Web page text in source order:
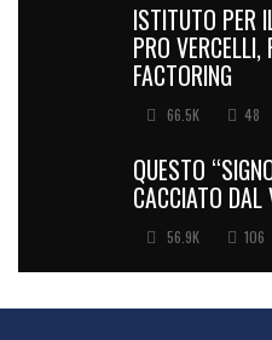
ISTITUTO PER
PRO
FACTORING
66.5K 48
QUESTO
CACCIATO DAL
56.9K 106